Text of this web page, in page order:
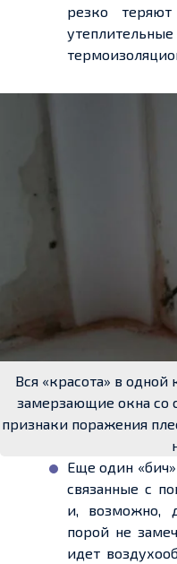
резко
Вся «красота» в
замерзающие окна со
признаки поражения
Еще один
связанные с
и, возможно,
порой не
идет